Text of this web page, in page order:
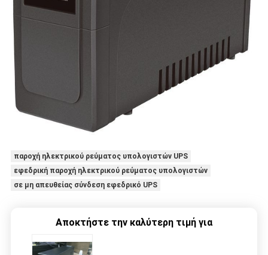
παροχή ηλεκτρικού ρεύματος υπολογιστών UPS
εφεδρική παροχή ηλεκτρικού ρεύματος υπολογιστών
σε μη απευθείας σύνδεση εφεδρικό UPS
Αποκτήστε την καλύτερη τιμή για